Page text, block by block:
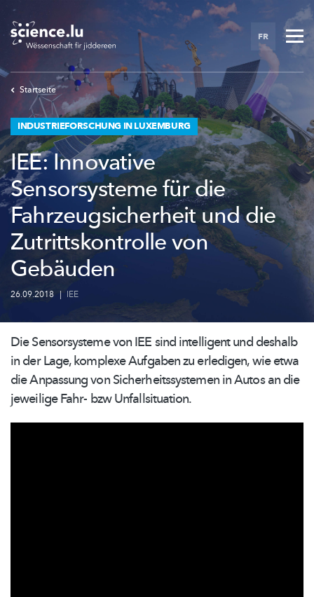
Skip
main
content
FR
Startseite
INDUSTRIEFORSCHUNG IN LUXEMBURG
IEE: Innovative
Sensorsysteme für die
Fahrzeugsicherheit und die
Zutrittskontrolle von
Gebäuden
26.09.2018 | IEE
Die Sensorsysteme von IEE sind intelligent und deshalb
in der Lage, komplexe Aufgaben zu erledigen, wie etwa
die Anpassung von Sicherheitssystemenin Autos an die
jeweilige Fahr- bzwUnfallsituation.